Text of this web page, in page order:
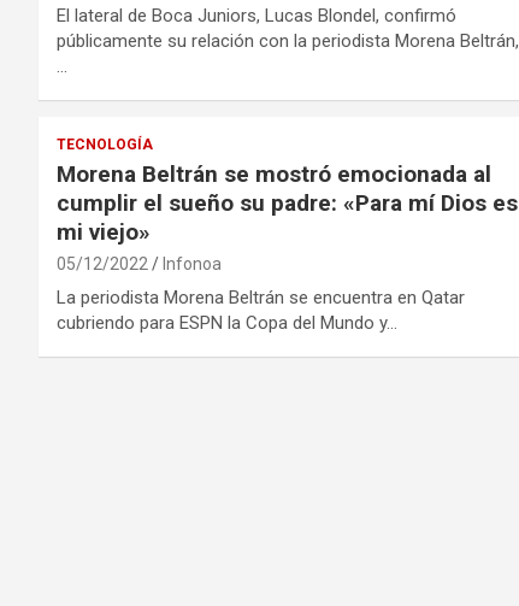
El lateral de Boca Juniors, Lucas Blondel, confirmó
públicamente su relación con la periodista Morena Beltrán,
…
TECNOLOGÍA
Morena Beltrán se mostró emocionada al
cumplir el sueño su padre: «Para mí Dios es
mi viejo»
05/12/2022 Infonoa
La periodista Morena Beltrán se encuentra en Qatar
cubriendo para ESPN la Copa del Mundo y…